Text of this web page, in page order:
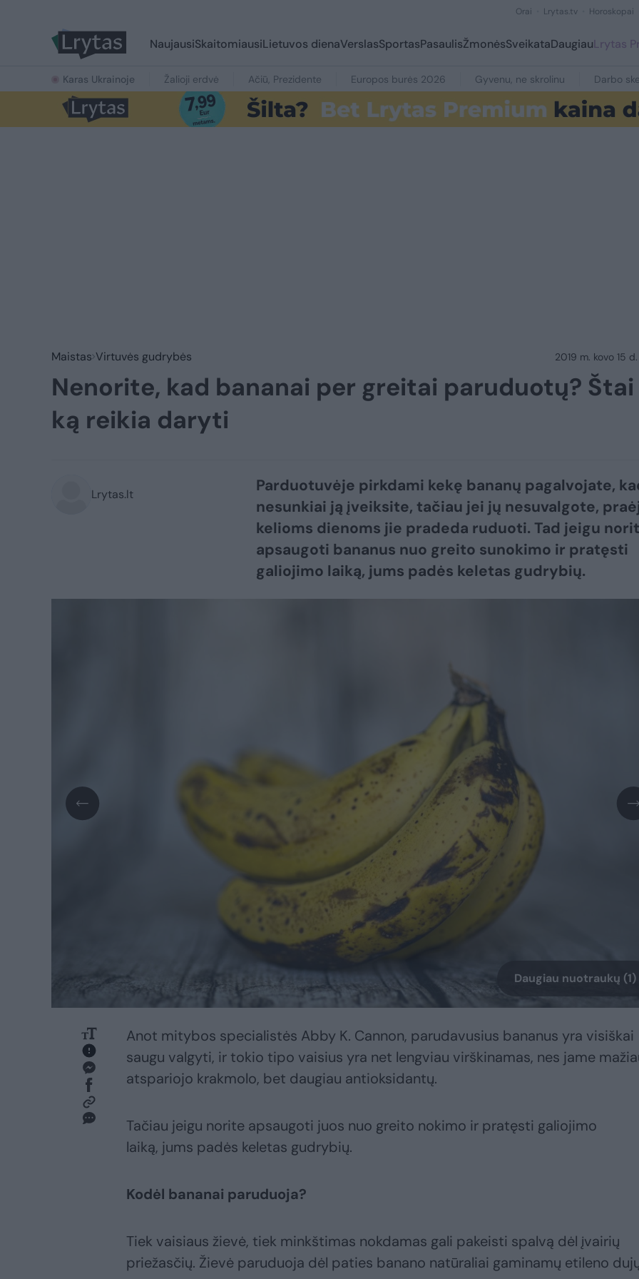
Orai Lrytas.tv Horoskopai
NaujausiSkaitomiausiLietuvos dienaVerslasSportasPasaulisŽmonėsSveikataDaugiauLrytas
Karas Ukrainoje Žalioji erdvė Ačiū, Prezidente Europos burės 2026 Gyvenu, ne skrolinu Darbo
Maistas Virtuvės gudrybės 2019 m. kovo 15
Nenorite, kad bananai per greitai paruduotų? Štai
ką reikia daryti
Lrytas.lt
Parduotuvėje pirkdami kekę bananų pagalvojate,
nesunkiai ją įveiksite, tačiau jei jų nesuvalgote,
kelioms dienoms jie pradeda ruduoti. Tad jeigu
apsaugoti bananus nuo greito sunokimo ir pratęsti
galiojimo laiką, jums padės keletas gudrybių.
Daugiau nuotraukų (1)
Anot mitybos specialistės Abby K. Cannon, parudavusius bananus yra visiškai
saugu valgyti, ir tokio tipo vaisius yra net lengviau virškinamas, nes jame
atspariojo krakmolo, bet daugiau antioksidantų.
Tačiau jeigu norite apsaugoti juos nuo greito nokimo ir pratęsti galiojimo
laiką, jums padės keletas gudrybių.
Kodėl bananai paruduoja?
Tiek vaisiaus žievė, tiek minkštimas nokdamas gali pakeisti spalvą dėl įvairių
priežasčių. Žievė paruduoja dėl paties banano natūraliai gaminamų etileno